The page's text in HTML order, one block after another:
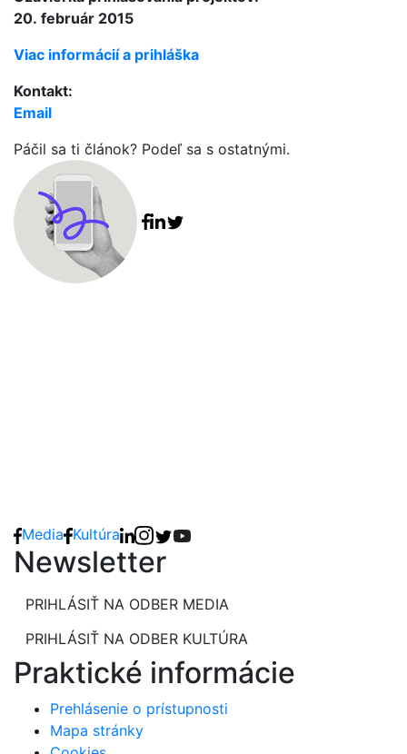
20. február 2015
Viac informácií a prihláška
Kontakt:
Email
Páčil sa ti článok? Podeľ sa s ostatnými.
Media Kultúra
Newsletter
PRIHLÁSIŤ NA ODBER MEDIA
PRIHLÁSIŤ NA ODBER KULTÚRA
Praktické informácie
Prehlásenie o prístupnosti
Mapa stránky